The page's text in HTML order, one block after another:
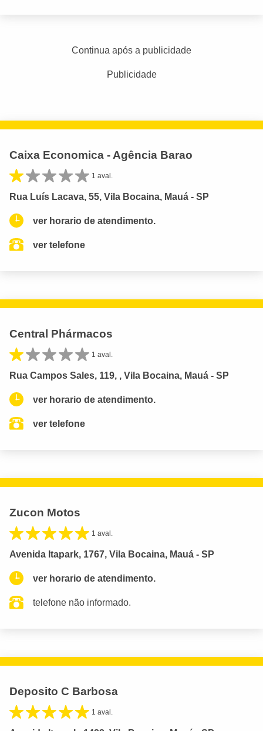
Continua após a publicidade
Publicidade
Caixa Economica - Agência Barao
1 aval.
Rua Luís Lacava, 55, Vila Bocaina, Mauá - SP
ver horario de atendimento.
ver telefone
Central Phármacos
1 aval.
Rua Campos Sales, 119, , Vila Bocaina, Mauá - SP
ver horario de atendimento.
ver telefone
Zucon Motos
1 aval.
Avenida Itapark, 1767, Vila Bocaina, Mauá - SP
ver horario de atendimento.
telefone não informado.
Deposito C Barbosa
1 aval.